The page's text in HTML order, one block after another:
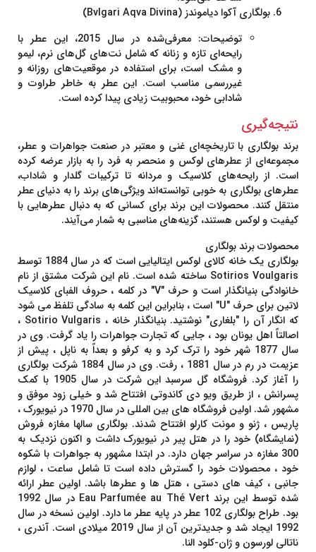
بولگاری آکوا دیاموندز (Bvlgari Aqva Divina)
توضیحات
: معرفی‌شده در سال 2015، این عطر با
رایحه‌ای تازه و زنانه که شامل نت‌های گل‌های نرم، لیمو
و مشک است، برای استفاده در موقعیت‌های روزانه و
غیررسمی مناسب است. این عطر به خاطر طراوت و
شادابی خود، محبوبیت زیادی پیدا کرده است.
نتیجه‌گیری
برند بولگاری با تاریخچه‌ای غنی و معتبر در صنعت جواهرات و عطر،
مجموعه‌ای از عطرهای لوکس و منحصر به فرد را به بازار عرضه کرده
است. از رایحه‌های کلاسیک و مردانه تا ترکیبات گلدار و شاداب،
عطرهای بولگاری به خوبی توانسته‌اند ویژگی‌های برند را به دنیای عطر
منتقل کنند. محصولات این برند برای کسانی که به دنبال عطرهایی با
کیفیت و لوکس هستند، گزینه‌های مناسبی به شمار می‌آیند.
محصولات برند بولگاری
بولگاری یک خانه کالای لوکس ایتالیایی است که در سال 1884 توسط
Sotirios Voulgaris ساخته شده است. نام این شرکت مشتق از نام
خانوادگی بنیانگذار است و حرف "V" در کلمه ، حروف الفبای کلاسیک
لاتین برای حرف "U" است ، بنابراین این کلمه به سادگی تلفظ می شود
که انگار آن را "بلغاری" نوشتید. بنیانگذار خانه ، Sotirio Vulgaris ،
اصالتاً اهل یونان بود ، جایی که تجارت جواهرات را یاد گرفت. وی در
سال 1877 شهر خود را ترک کرد و به کرفو و بعداً به ناپل ، پیش از
عزیمت در رم در سال 1881 ، رفت. وی در سال 1884 شرکت بولگاری
را آغاز کرد. فروشگاه گل سرسبد این شرکت در سال 1905 با کمک
پسرانش ، از طریق ویو دی کاندوتی افتتاح شد و خیلی زود موفق و
مشهور شد. اولین فروشگاه های بین المللی در سال 1970 در نیویورک ،
پاریس ، ژنو و مونت کارلو افتتاح شدند. بولگاری سالها مغازه فروش
(نمایشگاه) خود را در هتل پیر در نیویورک داشت و اکنون نزدیک به
300 مغازه در سراسر جهان دارد. در ابتدا مشهور به جواهرات با شکوه
خود ، محصولات خود را گسترش داده است تا شامل ساعت ، لوازم
جانبی ، کیف های دستی ، هتل ها و عطرها باشد. اولین عطر ارائه
شده توسط این برند Eau Parfumée au Thé Vert در سال 1992
بود. طراح بولگاری 102 عطر در پایه عطر ما دارد. اولین نسخه در سال
1992 ایجاد شد و جدیدترین آن از سال 2019 میلادی است. آندری ،
ناتالی لورسون و ژان-کلود النا.